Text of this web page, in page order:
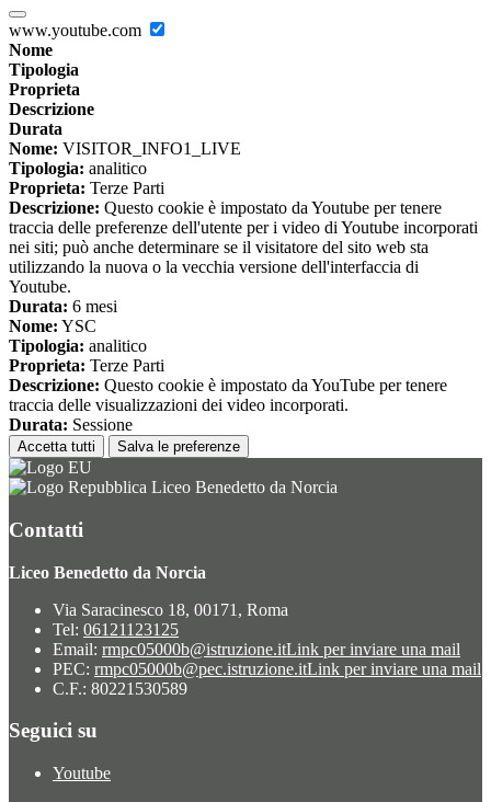
www.youtube.com
Nome
Tipologia
Proprieta
Descrizione
Durata
Nome: VISITOR_INFO1_LIVE
Tipologia: analitico
Proprieta: Terze Parti
Descrizione: Questo cookie è impostato da Youtube per tenere
traccia delle preferenze dell'utente per i video di Youtube incorporati
nei siti; può anche determinare se il visitatore del sito web sta
utilizzando la nuova o la vecchia versione dell'interfaccia di
Youtube.
Durata: 6 mesi
Nome: YSC
Tipologia: analitico
Proprieta: Terze Parti
Descrizione: Questo cookie è impostato da YouTube per tenere
traccia delle visualizzazioni dei video incorporati.
Durata: Sessione
Accetta tutti Salva le preferenze
Liceo Benedetto da Norcia
Contatti
Liceo Benedetto da Norcia
Via Saracinesco 18, 00171, Roma
Tel: 06121123125
Email: rmpc05000b@istruzione.itLink per inviare una mail
PEC: rmpc05000b@pec.istruzione.itLink per inviare una mail
C.F.: 80221530589
Seguici su
Youtube